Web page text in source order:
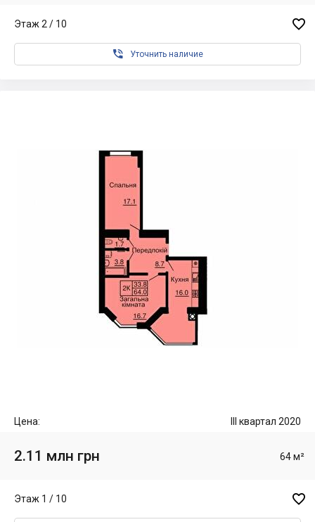
Этаж 2 / 10 
 Уточнить наличие
Цена: III квартал 2020
2.11 млн грн 64 м²
Этаж 1 / 10 